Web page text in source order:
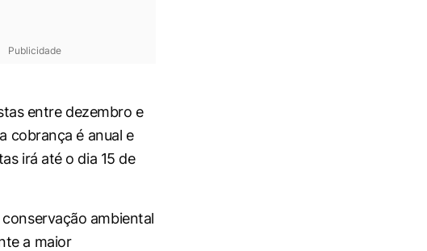
Publicidade
entre dezembro e
cobrança é anual e
irá até o dia 15 de
ambiental
a maior